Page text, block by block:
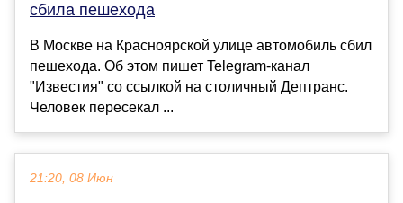
сбила пешехода
В Москве на Красноярской улице автомобиль сбил
пешехода. Об этом пишет Telegram-канал
"Известия" со ссылкой на столичный Дептранс.
Человек пересекал ...
21:20, 08 Июн